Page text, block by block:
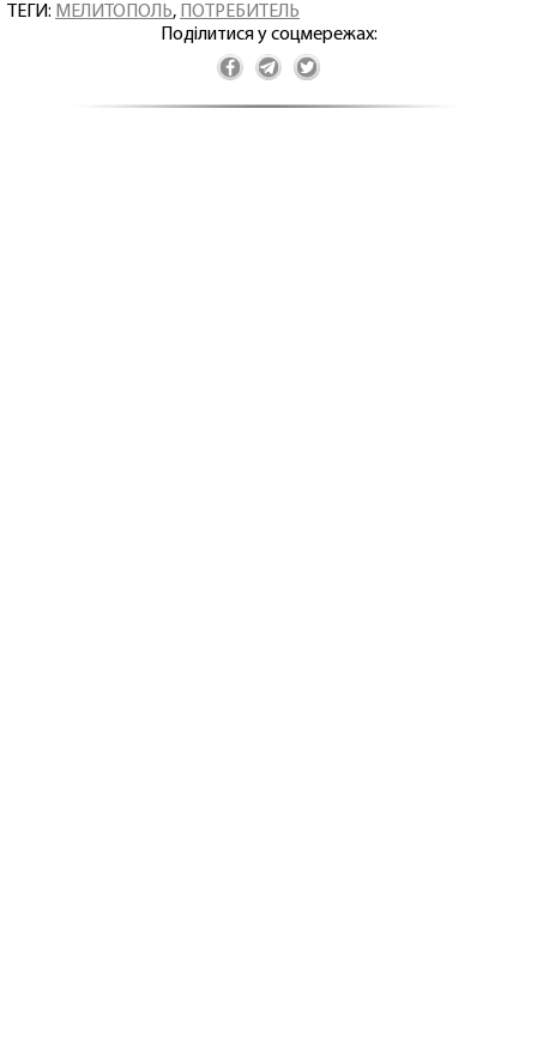
ТЕГИ: МЕЛИТОПОЛЬ,
ПОТРЕБИТЕЛЬ
Поділитися у соцмережах: